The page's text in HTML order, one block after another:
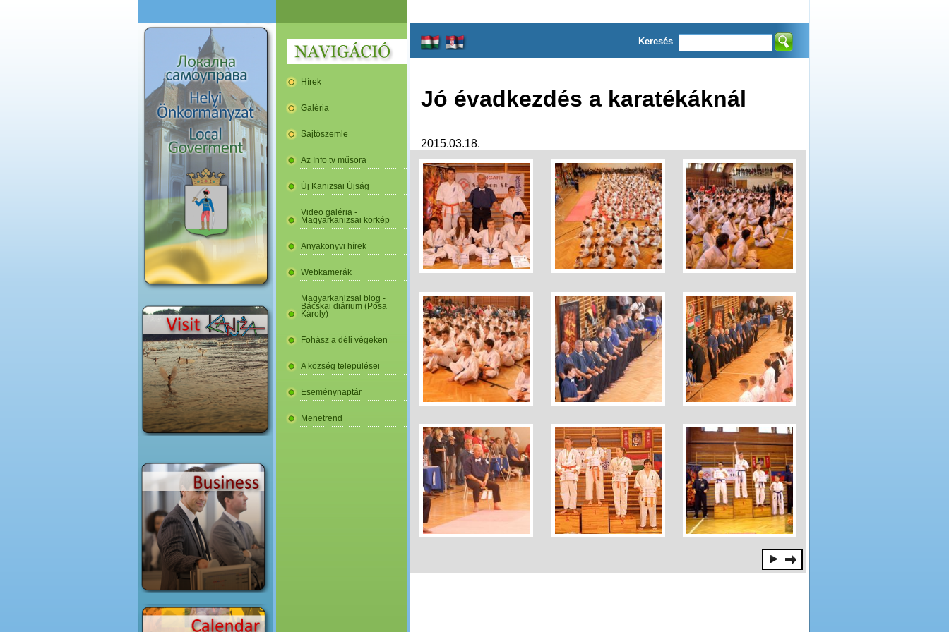
Hírek
Galéria
Sajtószemle
Az Info tv műsora
Új Kanizsai Újság
Video galéria -
Magyarkanizsai körkép
Anyakönyvi hírek
Webkamerák
Magyarkanizsai blog -
Bácskai diárium (Pósa
Károly)
Fohász a déli végeken
A község települései
Eseménynaptár
Menetrend
Keresés
Jó évadkezdés a karatékáknál
2015.03.18.